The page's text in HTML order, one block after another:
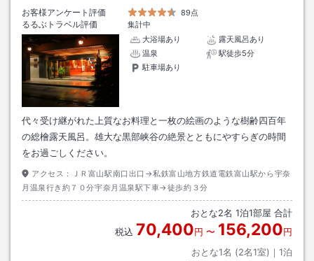
お客様アンケート評価
89点
るるぶトラベル評価
集計中
大浴場あり
露天風呂あり
温泉
駅徒歩5分
駐車場あり
代々受け継がれた上質なお料理と一枚の絵画のような樹齢四百年
の総檜露天風呂。雄大な黒部峡谷の絶景とともにやすらぎの時間
をお過ごしください。
アクセス：
ＪＲ富山駅南口出口→私鉄富山地方鉄道電鉄富山駅から宇奈
月温泉行き約７０分宇奈月温泉駅下車→徒歩約３分
おとな2名 1泊1部屋 合計
税込 70,400円 〜 156,200円
おとな1名 (2名1室)｜ 1泊